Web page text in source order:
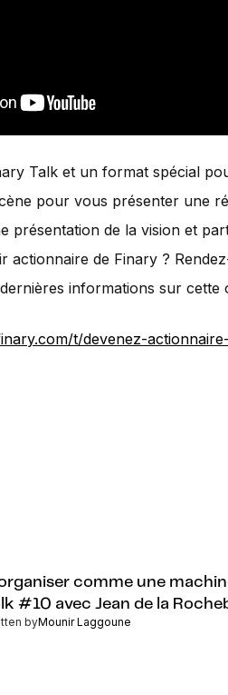
Talk et un format spécial
pour vous présenter une
présentation de la vision et
actionnaire de Finary ?
informations sur cette
t/devenez-
comme une
#10 avec Jean de la
byMounir Laggoune